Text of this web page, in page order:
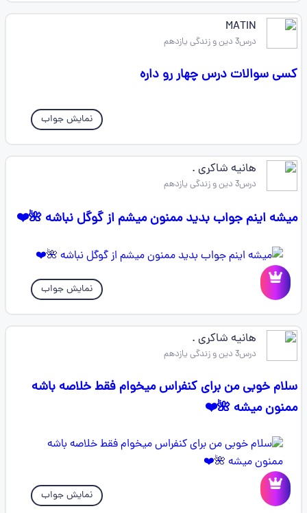
MATIN
درس3 دین و زندگی یازدهم
کسی سوالات درس چهار رو داره
نمایش جواب
هانیه شاکری .
درس3 دین و زندگی یازدهم
میشه اینم جواب بدید ممنون میشم از گوگل نباشه 🌺❤️
نمایش جواب
هانیه شاکری .
درس3 دین و زندگی یازدهم
سلام خوبی من برای کنفراس میخوام فقط خلاصه باشه
ممنون میشه 🌺❤️
نمایش جواب